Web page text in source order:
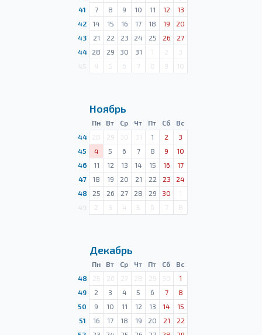
41
7 8 9 10 11 12
13
42
14 15 16 17 18 19
20
43
21 22 23 24 25 26
27
44
28 29 30 31 1 2
3
4 5 6 7 8 9 10
Ноябрь
Пн Вт Ср Чт Пт Сб
Вс
44
28 29 30 31 1 2
3
45
4 5 6 7 8 9
10
46
11 12 13 14 15 16
17
47
18 19 20 21 22 23
24
48
25 26 27 28 29 30
1
2 3 4 5 6 7 8
Декабрь
Пн Вт Ср Чт Пт Сб
Вс
48
25 26 27 28 29 30
1
49
2 3 4 5 6 7
8
50
9 10 11 12 13 14
15
51
16 17 18 19 20 21
22